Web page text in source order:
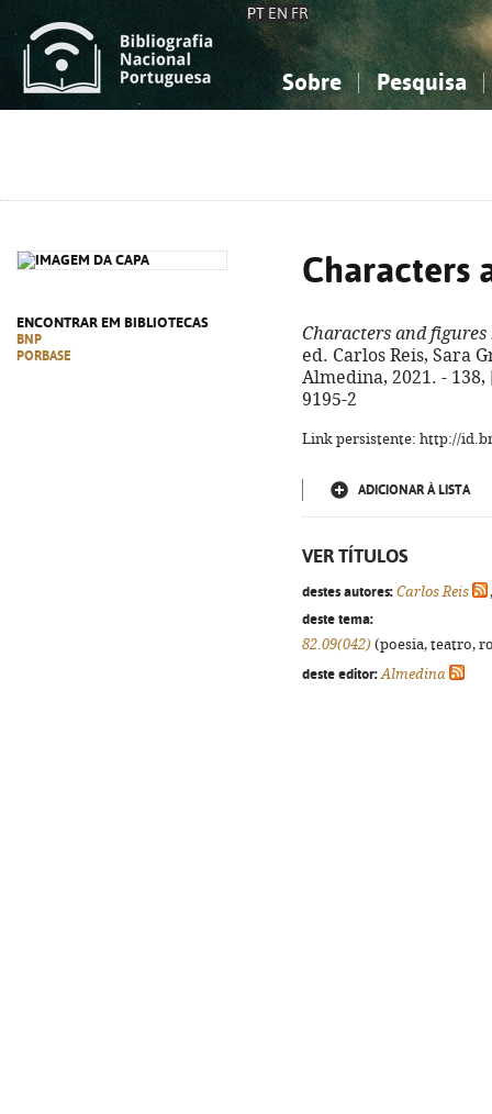
PT EN FR
Sobre Pesquisa
ENCONTRAR EM BIBLIOTECAS
BNP
PORBASE
Characters
Characters and figures
ed. Carlos Reis, Sara
Almedina, 2021. - 138,
9195-2
Link persistente: http://
ADICIONAR À LISTA
VER TÍTULOS
destes autores: Carlos Reis
deste tema:
82.09(042) (poesia, teatro,
deste editor: Almedina